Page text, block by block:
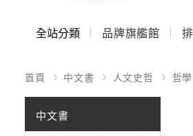
全站分類 品牌旗艦館
首頁 中文書 人文史哲 哲學
中文書